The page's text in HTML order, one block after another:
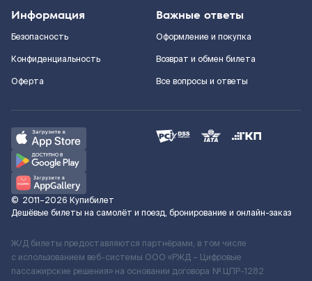
Информация
Безопасность
Конфиденциальность
Оферта
Важные ответы
Оформление и покупка
Возврат и обмен билета
Все вопросы и ответы
© 2011–2026 Купибилет
Дешёвые билеты на самолёт и поезд, бронирование и онлайн-заказ
Ж/Д билеты предоставляются партнёрами, в том числе
с использованием веб-системы ООО «РЖД – Цифровые
пассажирские решения» на основании договора № ЦПР-1282